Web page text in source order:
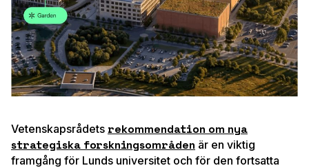
Vetenskapsrådets rekommendation om nya
strategiska forskningsområden är en viktig
framgång för Lunds universitet och för den fortsatta